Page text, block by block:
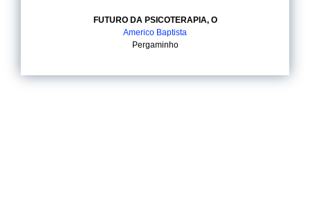
FUTURO DA PSICOTERAPIA, O
Americo Baptista
Pergaminho